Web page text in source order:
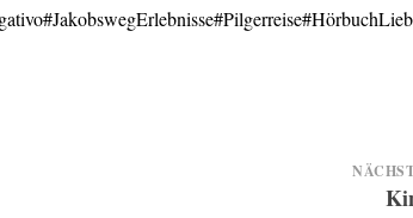
#JakobswegErlebnisse#Pilgerreise